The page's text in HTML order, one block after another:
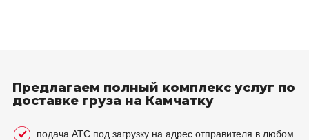
Предлагаем полный комплекс услуг по
доставке груза на Камчатку
подача АТС под загрузку на адрес отправителя в любом